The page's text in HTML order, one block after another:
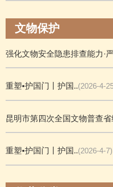
文物保护
强化文物安全隐患排查能力·
重塑•护国门丨护国..(2026-4-
昆明市第四次全国文物普查省
重塑•护国门丨护国..(2026-4-7)